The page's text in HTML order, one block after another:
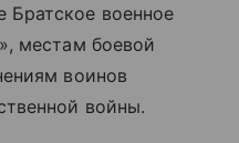
военное
местам боевой
воинов
войны.